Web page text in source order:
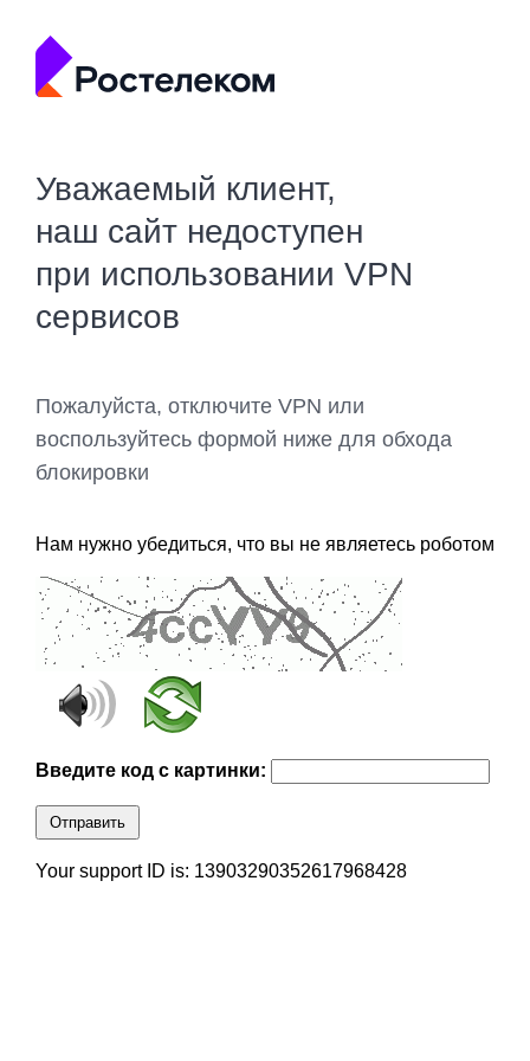
Уважаемый клиент,
наш сайт недоступен
при использовании VPN
сервисов
Пожалуйста, отключите VPN или
воспользуйтесь формой ниже для обхода
блокировки
Нам нужно убедиться, что вы не являетесь роботом
Введите код с картинки:
Отправить
Your support ID is: 13903290352617968428